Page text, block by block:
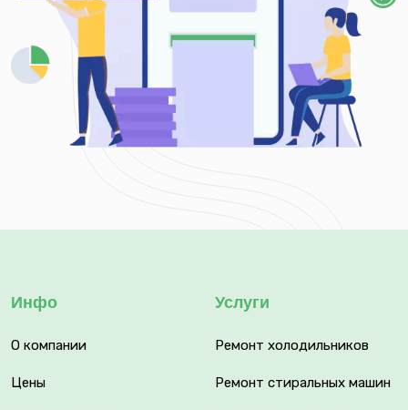
Инфо
О компании
Цены
Услуги
Ремонт холодильников
Ремонт стиральных машин